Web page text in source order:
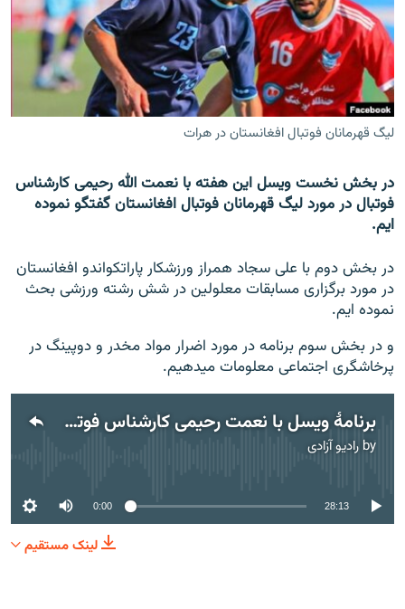
'کووید-۱۹'
تماس
صفحه پشتو
Azadi English
به ما بپیوندید
همۀ سایت‌های رادیو آزادی/ رادیو اروپای آزاد
لیگ قهرمانان فوتبال افغانستان در هرات
در بخش نخست ویسل این هفته با نعمت الله رحیمی کارشناس
فوتبال در مورد لیگ قهرمانان فوتبال افغانستان گفتگو نموده
ایم.
در بخش دوم با علی سجاد همراز ورزشکار پاراتکواندو افغانستان
در مورد برگزاری مسابقات معلولین در شش رشته ورزشی بحث
نموده ایم.
و در بخش سوم برنامه در مورد اضرار مواد مخدر و دوپینگ در
پرخاشگری اجتماعی معلومات میدهیم.
برنامۀ ویسل با نعمت رحیمی کارشناس فوتبال و یک ورزشکار پاراتکواندو
by رادیو آزادی
0:00 28:13
لینک مستقیم